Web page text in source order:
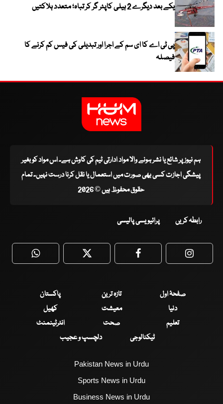
یکے بعد دیگرے 2 ہیلی کاپٹر گر کر تباہ؛ متعدد ہلاکتیں
پی ٹی اے کا ای سم کے اجرا اور تبدیلی کی فیس کم کرنے کا
فیصلہ
ہم نیوز پر شائع یا نشر ہونے والا مواد ادارتی ٹیم کی کاوش ہے۔ اس مواد کو بغیر
پیشگی اجازت کسی بھی صورت میں استعمال یا نقل کرنا درست نہیں۔ تمام
حقوق محفوظ ہیں © 2026
رابطہ کریں پرائیویسی پالیسی
WhatsApp Twitter Facebook
صفحۂ اول تازہ ترین
پاکستان
دنیا
معیشت
کھیل
تعلیم
صحت
انٹرٹینمنٹ
ٹیکنالوجی
دلچسپ و عجیب
Pakistan News in Urdu
Sports News in Urdu
Business News in Urdu